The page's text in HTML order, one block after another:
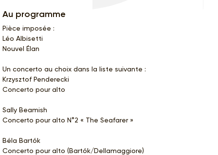
Au programme
Pièce imposée :
Léo Albisetti
Nouvel Élan
Un concerto au choix dans la liste suivante :
Krzysztof Penderecki
Concerto pour alto
Sally Beamish
Concerto pour alto N°2 « The Seafarer »
Béla Bartók
Concerto pour alto (Bartók/Dellamaggiore)